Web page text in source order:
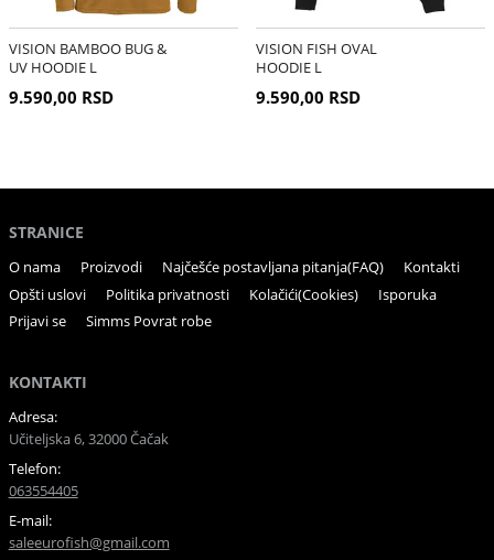
VISION BAMBOO BUG &
UV HOODIE L
9.590,00 RSD
VISION FISH OVAL
HOODIE L
9.590,00 RSD
STRANICE
O nama Proizvodi Najčešće postavljana pitanja(FAQ)
Kontakti
Opšti uslovi
Politika privatnosti Kolačići(Cookies)
Isporuka
Prijavi se
Simms Povrat robe
KONTAKTI
Adresa:
Učiteljska 6, 32000 Čačak
Telefon:
063554405
E-mail:
saleeurofish@gmail.com